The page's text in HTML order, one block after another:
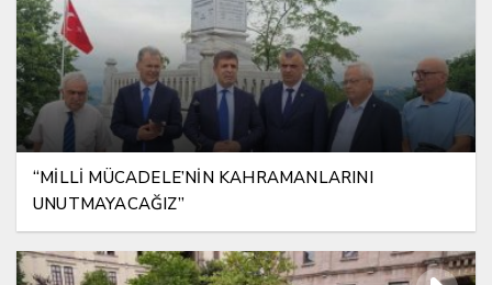
“MİLLİ MÜCADELE’NİN KAHRAMANLARINI
UNUTMAYACAĞIZ”